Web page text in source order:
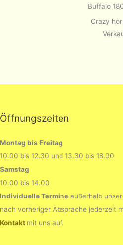
Buffalo
Crazy
Öffnungszeiten
Montag bis Freitag
10.00 bis 12.30 und 13.30 bis 18.00
Samstag
10.00 bis 14.00
Individuelle Termine außerhalb
nach vorheriger Absprache jederzeit
Kontakt mit uns auf.